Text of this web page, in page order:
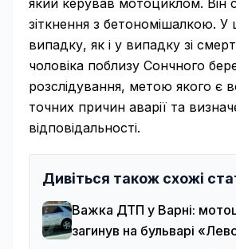
який керував мотоциклом. Він
зіткнення з бетономішалкою. У
випадку, як і у випадку зі
чоловіка поблизу Сончного
розслідування, метою якого є
точних причин аварії та
відповідальності.
Дивіться також схожі
Важка ДТП у Варні:
загинув на бульварі